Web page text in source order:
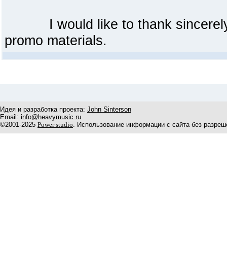
I would like to thank sincerely
promo materials.
Идея и разработка проекта: John Sinterson
Email: info@heavymusic.ru
©2001-2025 Power studio. Использование информации с сайта без